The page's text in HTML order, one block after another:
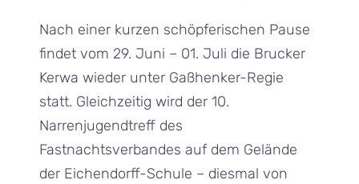
Nach einer kurzen schöpferischen Pause
findet vom 29. Juni – 01. Juli die Brucker
Kerwa wieder unter Gaßhenker-Regie
statt. Gleichzeitig wird der 10.
Narrenjugendtreff des
Fastnachtsverbandes auf dem Gelände
der Eichendorff-Schule – diesmal von